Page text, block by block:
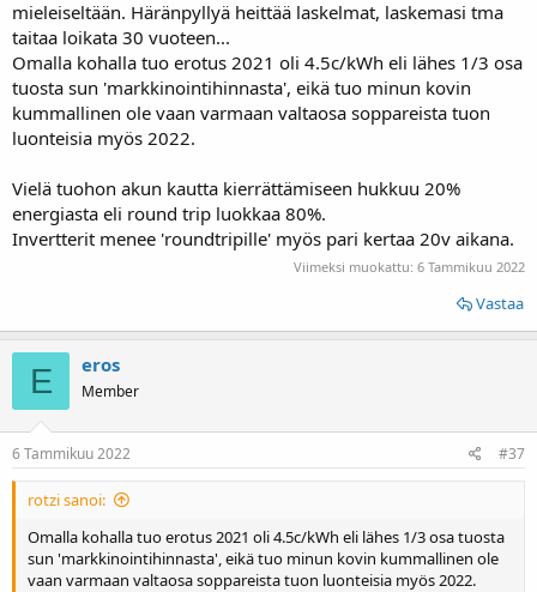
mieleiseltään. Häränpyllyä heittää laskelmat, laskemasi tma
taitaa loikata 30 vuoteen...
Omalla kohalla tuo erotus 2021 oli 4.5c/kWh eli lähes 1/3 osa
tuosta sun 'markkinointihinnasta', eikä tuo minun kovin
kummallinen ole vaan varmaan valtaosa soppareista tuon
luonteisia myös 2022.
Vielä tuohon akun kautta kierrättämiseen hukkuu 20%
energiasta eli round trip luokkaa 80%.
Invertterit menee 'roundtripille' myös pari kertaa 20v aikana.
Viimeksi muokattu: 6 Tammikuu 2022
Vastaa
E eros
Member
6 Tammikuu 2022 #37
rotzi sanoi:
Omalla kohalla tuo erotus 2021 oli 4.5c/kWh eli lähes 1/3 osa tuosta
sun 'markkinointihinnasta', eikä tuo minun kovin kummallinen ole
vaan varmaan valtaosa soppareista tuon luonteisia myös 2022.